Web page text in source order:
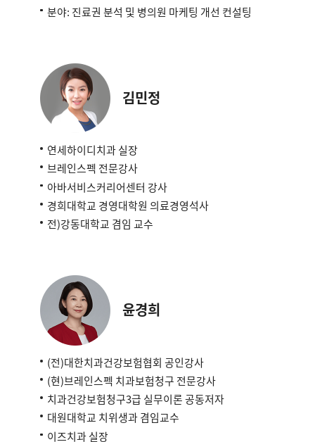
분야: 진료권 분석 및 병의원 마케팅 개선 컨설팅
김민정
연세하이디치과 실장
브레인스펙 전문강사
아바서비스커리어센터 강사
경희대학교 경영대학원 의료경영석사
전)강동대학교 겸임 교수
윤경희
(전)대한치과건강보험협회 공인강사
(현)브레인스펙 치과보험청구 전문강사
치과건강보험청구3급 실무이론 공동저자
대원대학교 치위생과 겸임교수
이즈치과 실장